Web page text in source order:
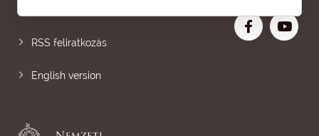
RSS feliratkozás
English version